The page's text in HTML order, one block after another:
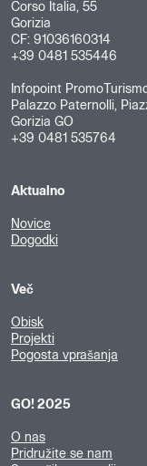
Corso Italia, 55
Gorizia
CF: 91036160314
+39 0481 535446
Infopoint
Palazzo Paternolli,
Gorizia GO
+39 0481 535764
Aktualno
Novice
Dogodki
Več
Obisk
Projekti
Pogosta vprašanja
GO! 2025
O nas
Pridružite se nam